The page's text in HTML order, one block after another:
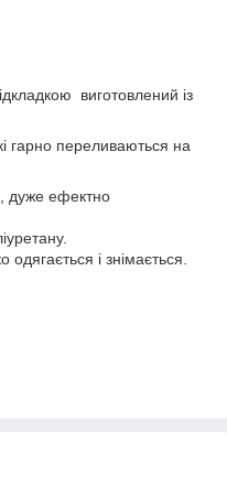
виготовлений із
гарно переливаються на
дуже ефектно
і знімається.